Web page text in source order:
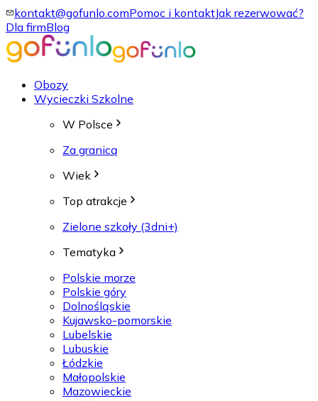
kontakt@gofunlo.comPomoc i kontaktJak rezerwować?
Dla firmBlog
Obozy
Wycieczki Szkolne
W Polsce
Za granicą
Wiek
Top atrakcje
Zielone szkoły (3dni+)
Tematyka
Polskie morze
Polskie góry
Dolnośląskie
Kujawsko-pomorskie
Lubelskie
Lubuskie
Łódzkie
Małopolskie
Mazowieckie